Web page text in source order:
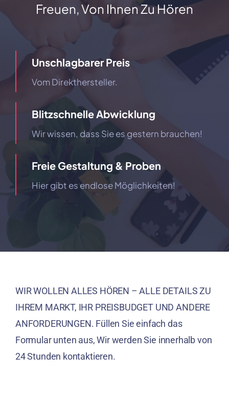
Freuen, Von Ihnen Zu Hören
Unschlagbarer Preis
Vom Direkthersteller.
Blitzschnelle Abwicklung
Wir wissen, dass Sie es gestern brauchen!
Freie Gestaltung & Proben
Hier gibt es endlose Möglichkeiten!
WIR WOLLEN ALLES HÖREN – ALLE DETAILS ZU
IHREM MARKT, IHR PREISBUDGET UND ANDERE
ANFORDERUNGEN. Füllen Sie einfach das
Formular unten aus, Wir werden Sie innerhalb von
24 Stunden kontaktieren.